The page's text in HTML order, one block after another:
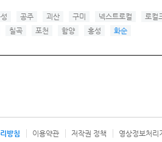
공주 괴산 구미 넥스트로컬 로컬
칠곡 포천 함양 홍성 화순
방침 이용약관 저작권 정책 영상정보처리